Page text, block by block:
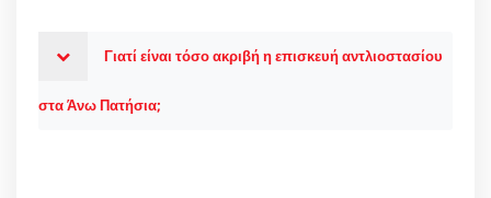
Γιατί είναι τόσο ακριβή η επισκευή αντλιοστασίου
στα Άνω Πατήσια;